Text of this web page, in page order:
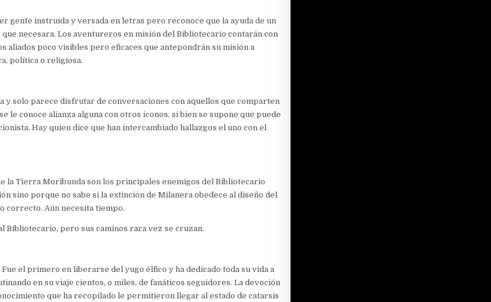
gente instruida y versada en letras pero reconoce que la ayuda de un
necesara. Los aventureros en misión del Bibliotecario contarán con
aliados poco visibles pero eficaces que antepondrán su misión a
política o religiosa.
y solo parece disfrutar de conversaciones con aquellos que comparten
le conoce alianza alguna con otros iconos, si bien se supone que puede
Hay quien dice que han intercambiado hallazgos el uno con el
la Tierra Moribunda son los principales enemigos del Bibliotecario
sino porque no sabe si la extinción de Milanera obedece al diseño del
correcto. Aún necesita tiempo.
Bibliotecario, pero sus caminos rara vez se cruzan.
el primero en liberarse del yugo élfico y ha dedicado toda su vida a
en su viaje cientos, o miles, de fanáticos seguidores. La devoción
que ha recopilado le permitieron llegar al estado de catarsis